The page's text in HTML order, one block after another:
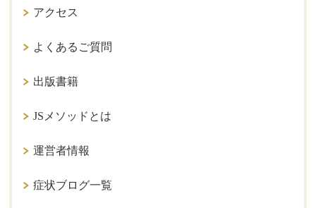
アクセス
よくあるご質問
出版書籍
JSメソッドとは
運営者情報
症状ブログ一覧